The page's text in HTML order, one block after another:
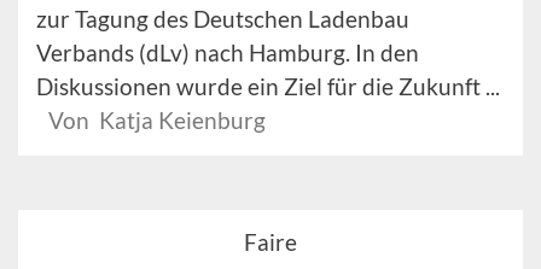
zur Tagung des Deutschen Ladenbau
Verbands (dLv) nach Hamburg. In den
Diskussionen wurde ein Ziel für die Zukunft ...
Von Katja Keienburg
Faire